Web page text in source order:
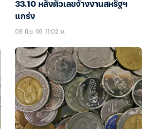
33.10 หลังตัวเลขจ้างงานสหรัฐฯ
แกร่ง
08 มิ.ย. 69 11:02 น.